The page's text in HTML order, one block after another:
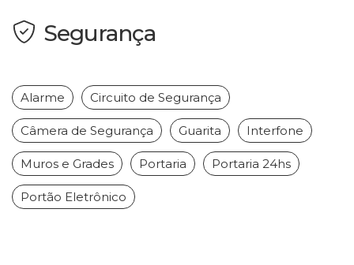
Segurança
Alarme Circuito de Segurança
Câmera de Segurança Guarita Interfone
Muros e Grades Portaria Portaria 24hs
Portão Eletrônico